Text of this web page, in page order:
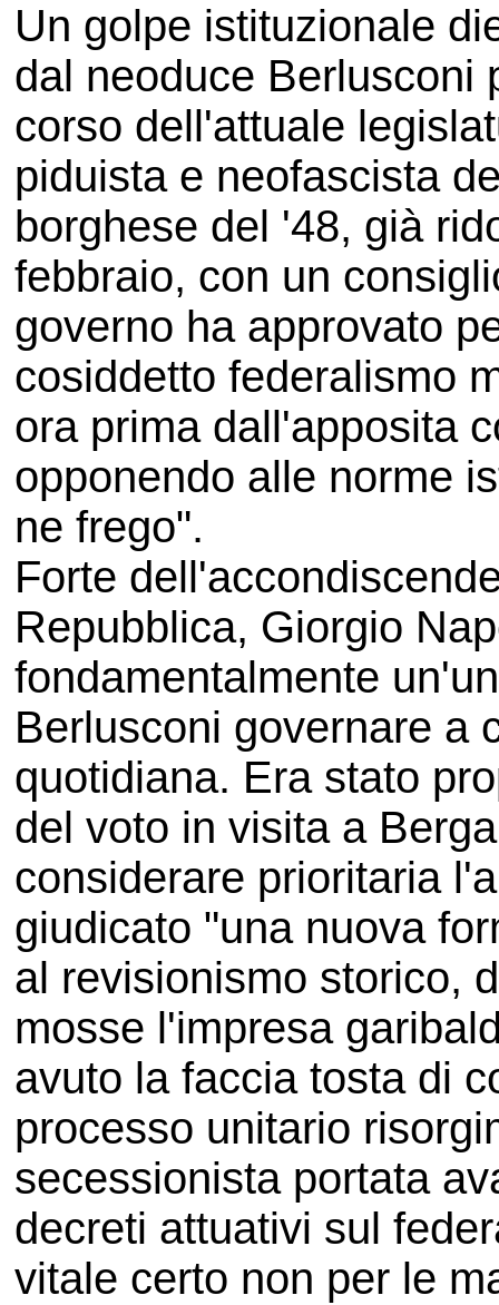
Un golpe istituzionale
dal neoduce Berlusconi
corso dell'attuale
piduista e neofascista
borghese del '48, già
febbraio, con un
governo ha approvato
cosiddetto federalismo
ora prima dall'apposita
opponendo alle norme
ne frego".
Forte
Repubblica, Giorgio
fondamentalmente
Berlusconi governare a
quotidiana. Era stato
del voto in visita a
considerare prioritaria
giudicato "una nuova
al revisionismo storico,
mosse l'impresa
avuto la faccia tosta di
processo unitario
secessionista portata
decreti attuativi sul
vitale certo non per le